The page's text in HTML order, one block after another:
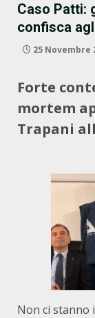
Caso Patti:
confisca
25 Novembre
Forte
mortem
Trapani
Non ci stanno